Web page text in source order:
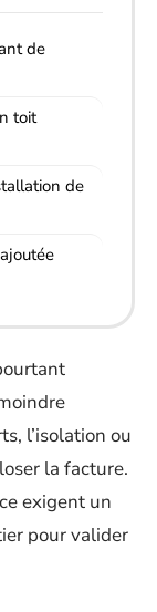
de
toit
de
l’isolation ou
la facture.
exigent un
pour valider